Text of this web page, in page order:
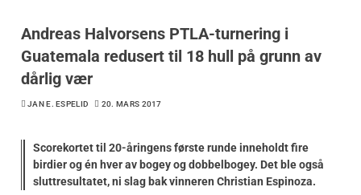
Andreas Halvorsens PTLA-turnering i
Guatemala redusert til 18 hull på grunn av
dårlig vær
JAN E. ESPELID 20. MARS 2017
Scorekortet til 20-åringens første runde inneholdt fire
birdier og én hver av bogey og dobbelbogey. Det ble også
sluttresultatet, ni slag bak vinneren Christian Espinoza.